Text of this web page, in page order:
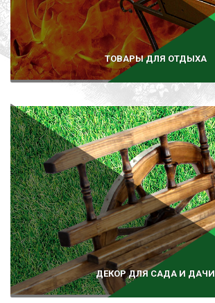
ТОВАРЫ ДЛЯ ОТДЫХА
ДЕКОР ДЛЯ САДА И ДАЧИ